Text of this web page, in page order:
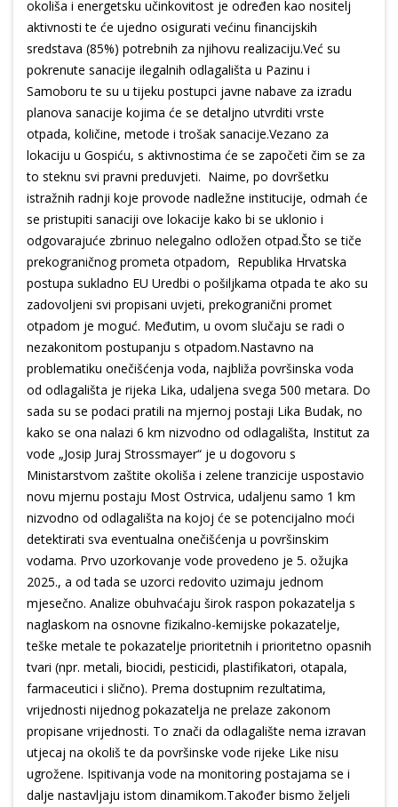
okoliša i energetsku učinkovitost je određen kao nositelj
aktivnosti te će ujedno osigurati većinu financijskih
sredstava (85%) potrebnih za njihovu realizaciju.Već su
pokrenute sanacije ilegalnih odlagališta u Pazinu i
Samoboru te su u tijeku postupci javne nabave za izradu
planova sanacije kojima će se detaljno utvrditi vrste
otpada, količine, metode i trošak sanacije.Vezano za
lokaciju u Gospiću, s aktivnostima će se započeti čim se za
to steknu svi pravni preduvjeti. Naime, po dovršetku
istražnih radnji koje provode nadležne institucije, odmah će
se pristupiti sanaciji ove lokacije kako bi se uklonio i
odgovarajuće zbrinuo nelegalno odložen otpad.Što se tiče
prekograničnog prometa otpadom, Republika Hrvatska
postupa sukladno EU Uredbi o pošiljkama otpada te ako su
zadovoljeni svi propisani uvjeti, prekogranični promet
otpadom je moguć. Međutim, u ovom slučaju se radi o
nezakonitom postupanju s otpadom.Nastavno na
problematiku onečišćenja voda, najbliža površinska voda
od odlagališta je rijeka Lika, udaljena svega 500 metara. Do
sada su se podaci pratili na mjernoj postaji Lika Budak, no
kako se ona nalazi 6 km nizvodno od odlagališta, Institut za
vode „Josip Juraj Strossmayer“ je u dogovoru s
Ministarstvom zaštite okoliša i zelene tranzicije uspostavio
novu mjernu postaju Most Ostrvica, udaljenu samo 1 km
nizvodno od odlagališta na kojoj će se potencijalno moći
detektirati sva eventualna onečišćenja u površinskim
vodama. Prvo uzorkovanje vode provedeno je 5. ožujka
2025., a od tada se uzorci redovito uzimaju jednom
mjesečno. Analize obuhvaćaju širok raspon pokazatelja s
naglaskom na osnovne fizikalno-kemijske pokazatelje,
teške metale te pokazatelje prioritetnih i prioritetno opasnih
tvari (npr. metali, biocidi, pesticidi, plastifikatori, otapala,
farmaceutici i slično). Prema dostupnim rezultatima,
vrijednosti nijednog pokazatelja ne prelaze zakonom
propisane vrijednosti. To znači da odlagalište nema izravan
utjecaj na okoliš te da površinske vode rijeke Like nisu
ugrožene. Ispitivanja vode na monitoring postajama se i
dalje nastavljaju istom dinamikom.Također bismo željeli